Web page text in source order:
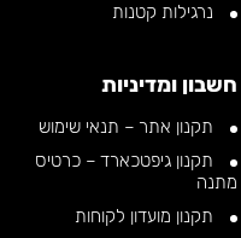
נרגילות קטנות
חשבון ומדיניות
תקנון אתר – תנאי שימוש
תקנון גיפטכארד – כרטיס
מתנה
תקנון מועדון לקוחות